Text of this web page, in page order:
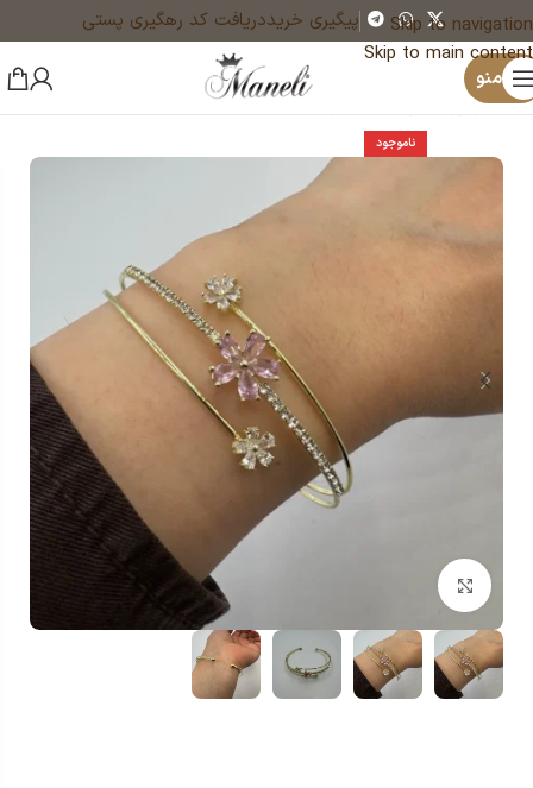
Skip to navigation
Skip to main content
پیگیری خریددریافت کد رهگیری پستی
منو
خانه زیورآلات و بدلیجات رنگ ثابت دستبند
ناموجود
بزرگنمایی تصویر
×